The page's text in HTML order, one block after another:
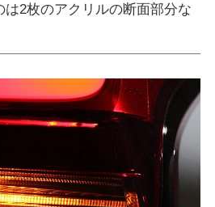
は2枚のアクリルの断面部分な